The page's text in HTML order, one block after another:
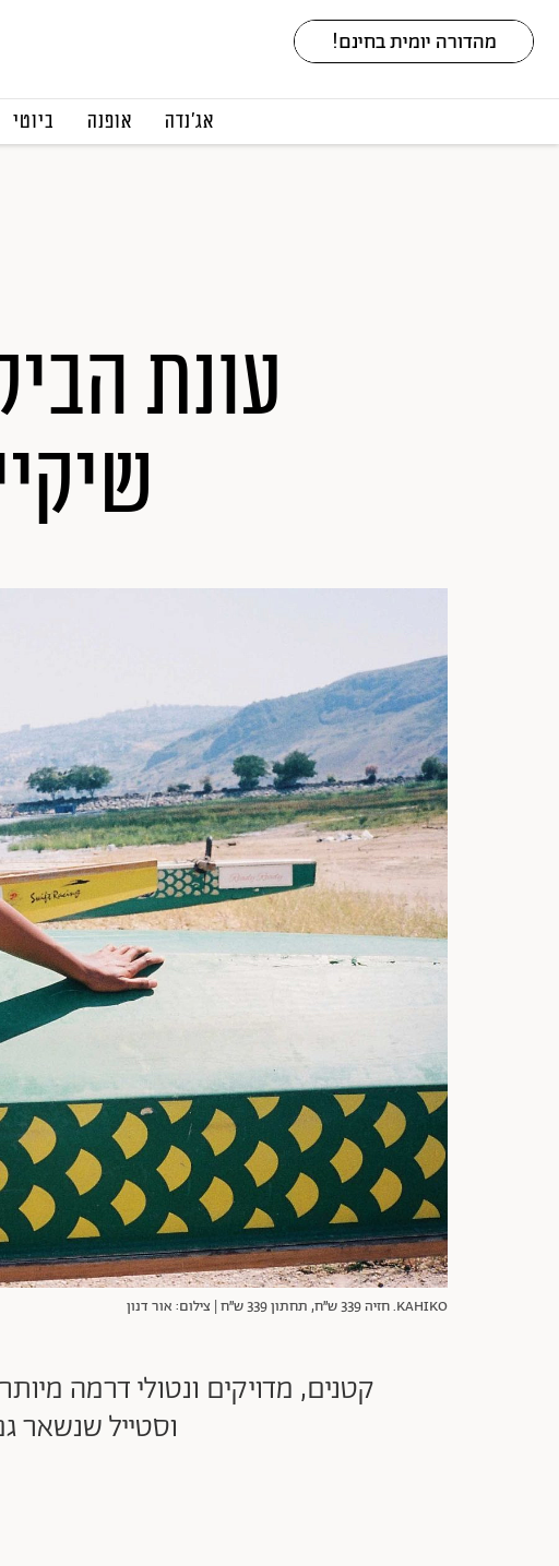
אג׳נדה אופנה ביוטי
KAHIKO. חזיה 339 ש״ח, תחתון 339 ש״ח | צילום: אור דנון
קטנים, מדויקים ונטולי דרמה
וסטייל שנשאר גם מחוץ